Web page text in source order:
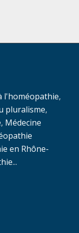
l'homéopathie,
pluralisme,
, Médecine
en Rhône-
...